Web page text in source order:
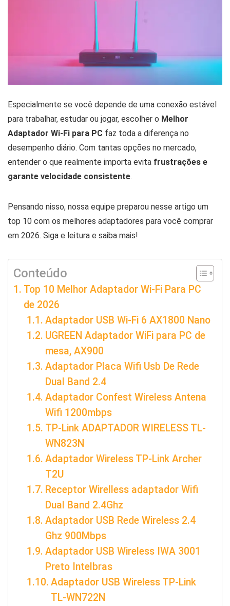
Especialmente se você depende de uma conexão estável
para trabalhar, estudar ou jogar, escolher o Melhor
Adaptador Wi-Fi para PC faz toda a diferença no
desempenho diário. Com tantas opções no mercado,
entender o que realmente importa evita frustrações e
garante velocidade consistente.
Pensando nisso, nossa equipe preparou nesse artigo um
top 10 com os melhores adaptadores para você comprar
em 2026. Siga e leitura e saiba mais!
Conteúdo
Top 10 Melhor Adaptador Wi-Fi Para PC
de 2026
Adaptador USB Wi-Fi 6 AX1800 Nano
UGREEN Adaptador WiFi para PC de
mesa, AX900
Adaptador Placa Wifi Usb De Rede
Dual Band 2.4
Adaptador Confest Wireless Antena
Wifi 1200mbps
TP-Link ADAPTADOR WIRELESS TL-
WN823N
Adaptador Wireless TP-Link Archer
T2U
Receptor Wirelless adaptador Wifi
Dual Band 2.4Ghz
Adaptador USB Rede Wireless 2.4
Ghz 900Mbps
Adaptador USB Wireless IWA 3001
Preto Intelbras
Adaptador USB Wireless TP-Link
TL-WN722N